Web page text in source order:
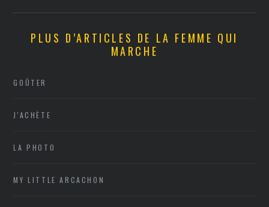
PLUS D’ARTICLES DE LA FEMME QUI
MARCHE
GOÛTER
J'ACHÈTE
LA PHOTO
MY LITTLE ARCACHON